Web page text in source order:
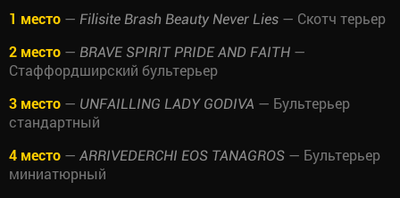
1 место — Filisite Brash Beauty Never Lies — Скотч терьер
2 место — BRAVE SPIRIT PRIDE AND FAITH —
Стаффордширский бультерьер
3 место — UNFAILLING LADY GODIVA — Бультерьер
стандартный
4 место — ARRIVEDERCHI EOS TANAGROS — Бультерьер
миниатюрный